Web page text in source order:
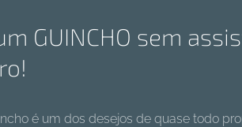
GUINCHO sem
é um dos desejos de quase todo